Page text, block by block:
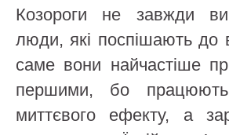
Козороги не завжди
люди, які поспішають до
саме вони найчастіше
першими, бо
миттєвого ефекту, а